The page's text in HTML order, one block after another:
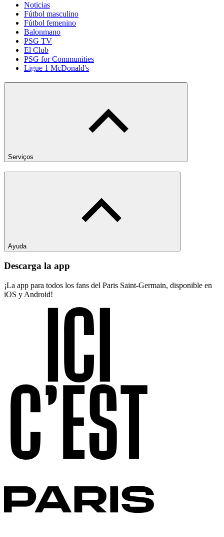
Noticias
Fútbol masculino
Fútbol femenino
Balonmano
PSG TV
El Club
PSG for Communities
Ligue 1 McDonald's
Serviços
Ayuda
Descarga la app
¡La app para todos los fans del Paris Saint-Germain, disponible en
iOS y Android!